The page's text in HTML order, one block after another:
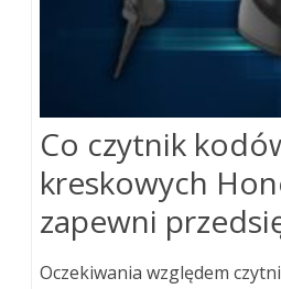
Co czytnik
kreskowych
zapewni
Oczekiwania względem